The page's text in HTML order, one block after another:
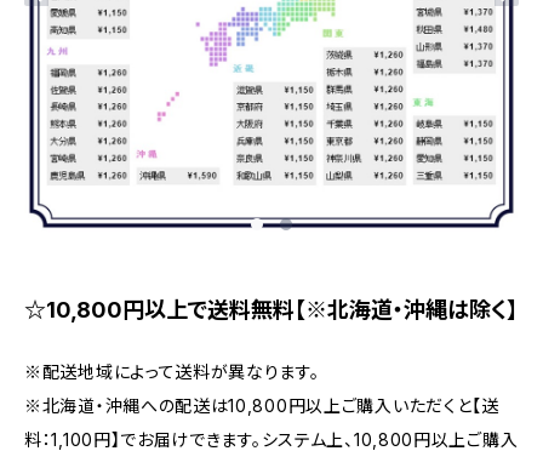
☆10,800円以上で送料無料【※北海道・沖縄は除く】
※配送地域によって送料が異なります。
※北海道・沖縄への配送は10,800円以上ご購入いただくと【送
料：1,100円】でお届けできます。システム上、10,800円以上ご購入